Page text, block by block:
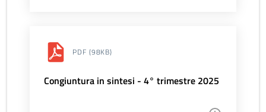
PDF (98KB)
Congiuntura in sintesi - 4° trimestre 2025